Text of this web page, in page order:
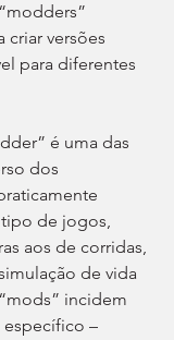
criar versões
para diferentes
é uma das
dos
de jogos,
aos de corridas,
de vida
incidem
–